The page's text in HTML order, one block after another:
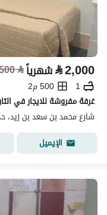
⃁2,000 شهرياً⃁
1
500 م2
غرفة مفروشة للايجار في
شارع محمد بن سعد بن زيد،
الإيميل